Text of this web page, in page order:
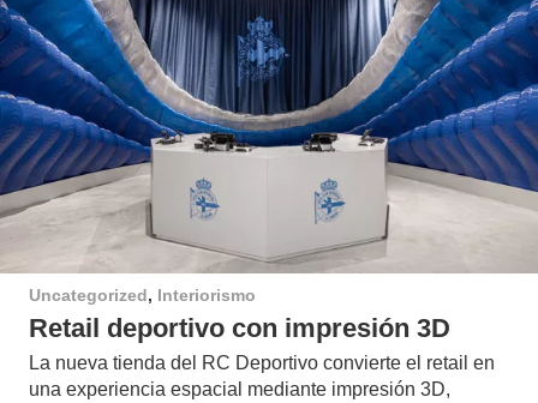
Uncategorized, Interiorismo
Retail deportivo con impresión 3D
La nueva tienda del RC Deportivo convierte el retail en
una experiencia espacial mediante impresión 3D,